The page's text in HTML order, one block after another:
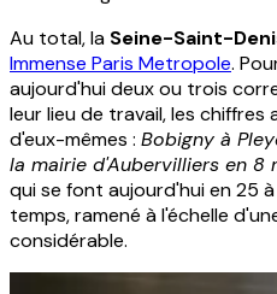
Au total, la Seine-Saint-
Immense Paris Metropole.
aujourd'hui deux ou trois
leur lieu de travail, les
d'eux-mêmes : Bobigny à
la mairie d'Aubervilliers en 8
qui se font aujourd'hui en 25
temps, ramené à l'échelle
considérable.